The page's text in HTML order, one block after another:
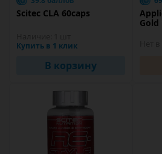
Scitec CLA 60caps
Купить в 1 клик
В корзину
Gold